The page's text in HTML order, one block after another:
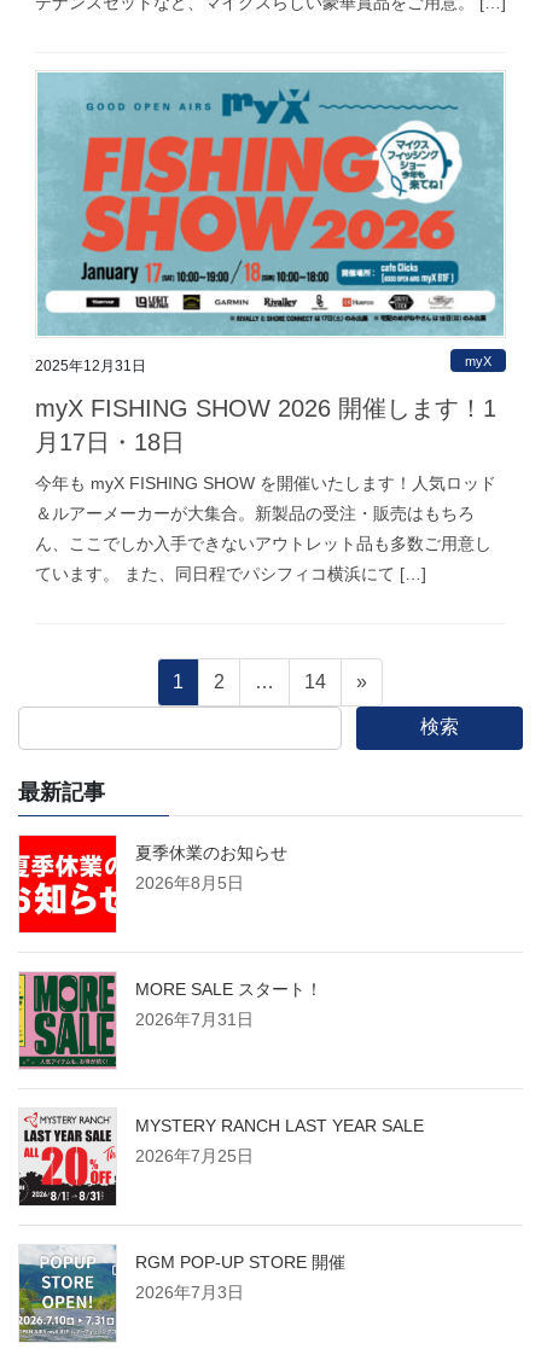
2025年12月31日 myX
myX FISHING SHOW 2026 開催します！1
月17日・18日
今年も myX FISHING SHOW を開催いたします！人気ロッド
＆ルアーメーカーが大集合。新製品の受注・販売はもちろ
ん、ここでしか入手できないアウトレット品も多数ご用意し
ています。 また、同日程でパシフィコ横浜にて […]
稿
の
ペ
ー
ジ
送
り
固
定
1
固
定
2 …
固
定
14 »
検索
最新記事
夏季休業のお知らせ
2026年8月5日
MORE SALE スタート！
2026年7月31日
MYSTERY RANCH LAST YEAR SALE
2026年7月25日
RGM POP-UP STORE 開催
2026年7月3日